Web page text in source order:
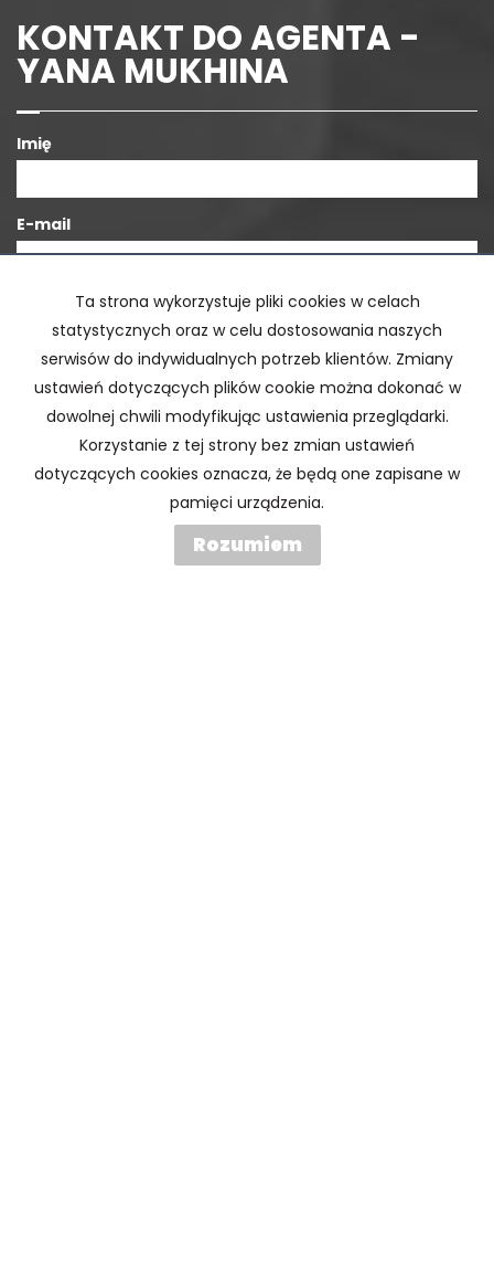
KONTAKT DO AGENTA -
YANA MUKHINA
Imię
E-mail
Telefon komórkowy
Kod zabezpieczający
Wiadomość
Ta strona wykorzystuje pliki cookies w celach
statystycznych oraz w celu dostosowania naszych
serwisów do indywidualnych potrzeb klientów. Zmiany
ustawień dotyczących plików cookie można dokonać w
dowolnej chwili modyfikując ustawienia przeglądarki.
Korzystanie z tej strony bez zmian ustawień
dotyczących cookies oznacza, że będą one zapisane w
pamięci urządzenia.
Rozumiem